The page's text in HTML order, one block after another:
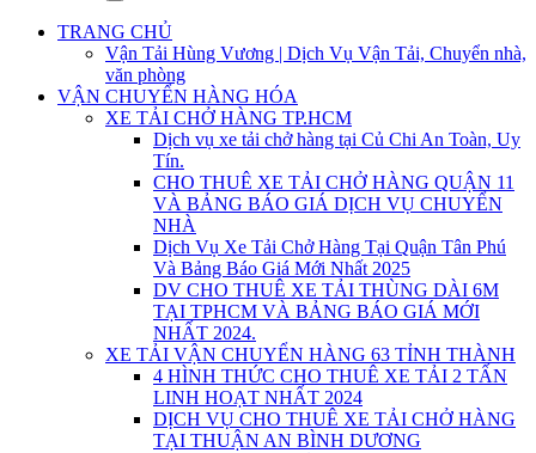
TRANG CHỦ
Vận Tải Hùng Vương | Dịch Vụ Vận Tải, Chuyển nhà,
văn phòng
VẬN CHUYỂN HÀNG HÓA
XE TẢI CHỞ HÀNG TP.HCM
Dịch vụ xe tải chở hàng tại Củ Chi An Toàn, Uy
Tín.
CHO THUÊ XE TẢI CHỞ HÀNG QUẬN 11
VÀ BẢNG BÁO GIÁ DỊCH VỤ CHUYỂN
NHÀ
Dịch Vụ Xe Tải Chở Hàng Tại Quận Tân Phú
Và Bảng Báo Giá Mới Nhất 2025
DV CHO THUÊ XE TẢI THÙNG DÀI 6M
TẠI TPHCM VÀ BẢNG BÁO GIÁ MỚI
NHẤT 2024.
XE TẢI VẬN CHUYỂN HÀNG 63 TỈNH THÀNH
4 HÌNH THỨC CHO THUÊ XE TẢI 2 TẤN
LINH HOẠT NHẤT 2024
DỊCH VỤ CHO THUÊ XE TẢI CHỞ HÀNG
TẠI THUẬN AN BÌNH DƯƠNG